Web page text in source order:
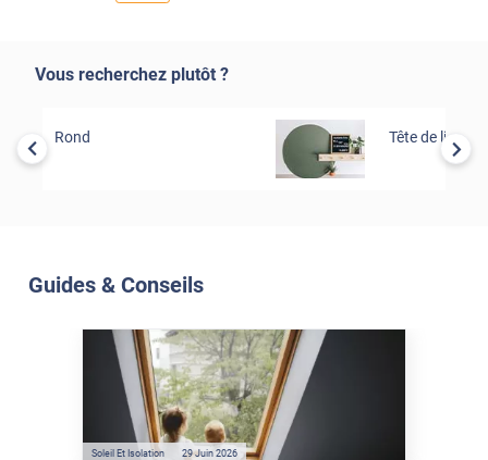
Vous recherchez plutôt ?
Rond Tête de lit
Guides & Conseils
Véranda et Velux : Comment
bloquer jusqu'à 80% de
l'énergie solaire sans
climatisation ?
Soleil Et Isolation 29 Juin 2026